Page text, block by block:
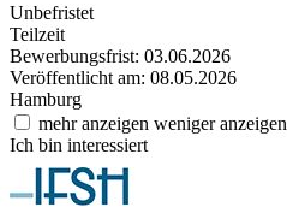
Unbefristet
Teilzeit
Bewerbungsfrist: 03.06.2026
Veröffentlicht am: 08.05.2026
Hamburg
mehr anzeigen weniger anzeigen
Ich bin interessiert